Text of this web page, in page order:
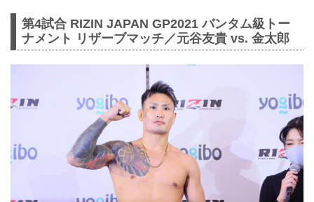
第4試合 RIZIN JAPAN GP2021 バンタム級トー
ナメント リザーブマッチ／元谷友貴 vs. 金太郎